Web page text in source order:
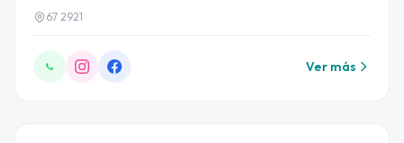
67 2921
Ver más